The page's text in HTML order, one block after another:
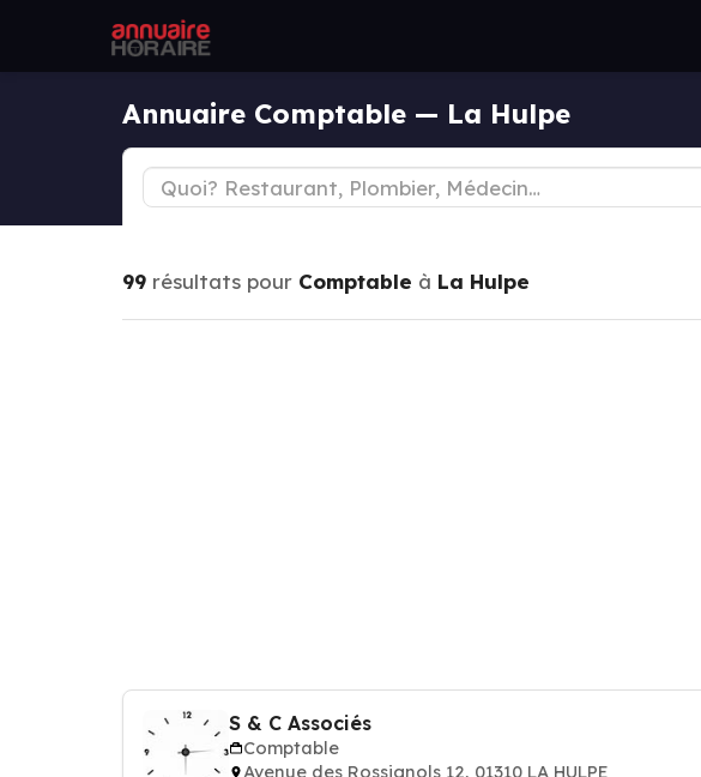
Annuaire Comptable — La Hulpe
99 résultats pour Comptable à La Hulpe
S & C Associés
Comptable
Avenue des Rossignols 12, 01310 LA HULPE